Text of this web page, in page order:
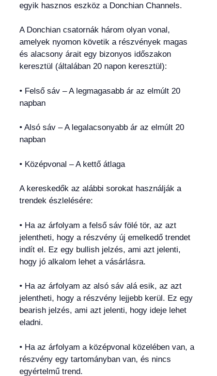
egyik hasznos eszköz a Donchian Channels.
A Donchian csatornák három olyan vonal,
amelyek nyomon követik a részvények magas
és alacsony árait egy bizonyos időszakon
keresztül (általában 20 napon keresztül):
• Felső sáv – A legmagasabb ár az elmúlt 20
napban
• Alsó sáv – A legalacsonyabb ár az elmúlt 20
napban
• Középvonal – A kettő átlaga
A kereskedők az alábbi sorokat használják a
trendek észlelésére:
• Ha az árfolyam a felső sáv fölé tör, az azt
jelentheti, hogy a részvény új emelkedő trendet
indít el. Ez egy bullish jelzés, ami azt jelenti,
hogy jó alkalom lehet a vásárlásra.
• Ha az árfolyam az alsó sáv alá esik, az azt
jelentheti, hogy a részvény lejjebb kerül. Ez egy
bearish jelzés, ami azt jelenti, hogy ideje lehet
eladni.
• Ha az árfolyam a középvonal közelében van, a
részvény egy tartományban van, és nincs
egyértelmű trend.